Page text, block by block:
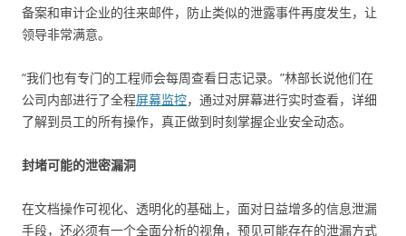
备案和审计企业的往来邮件，防止类似的泄露事件再度发生，让
领导非常满意。
“我们也有专门的工程师会每周查看日志记录。”林部长说他们在
公司内部进行了全程屏幕监控，通过对屏幕进行实时查看，详细
了解到员工的所有操作，真正做到时刻掌握企业安全动态。
封堵可能的泄密漏洞
在文档操作可视化、透明化的基础上，面对日益增多的信息泄漏
手段，还必须有一个全面分析的视角，预见可能存在的泄漏方式